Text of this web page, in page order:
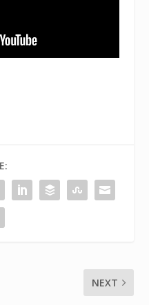
NEXT